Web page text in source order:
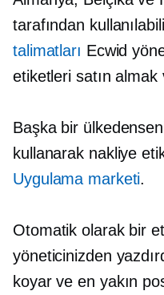
tarafından
talimatları Ecwid
etiketleri satın almak
Başka bir
kullanarak nakliye
Uygulama marketi.
Otomatik olarak bir
yöneticinizden
koyar ve en yakın